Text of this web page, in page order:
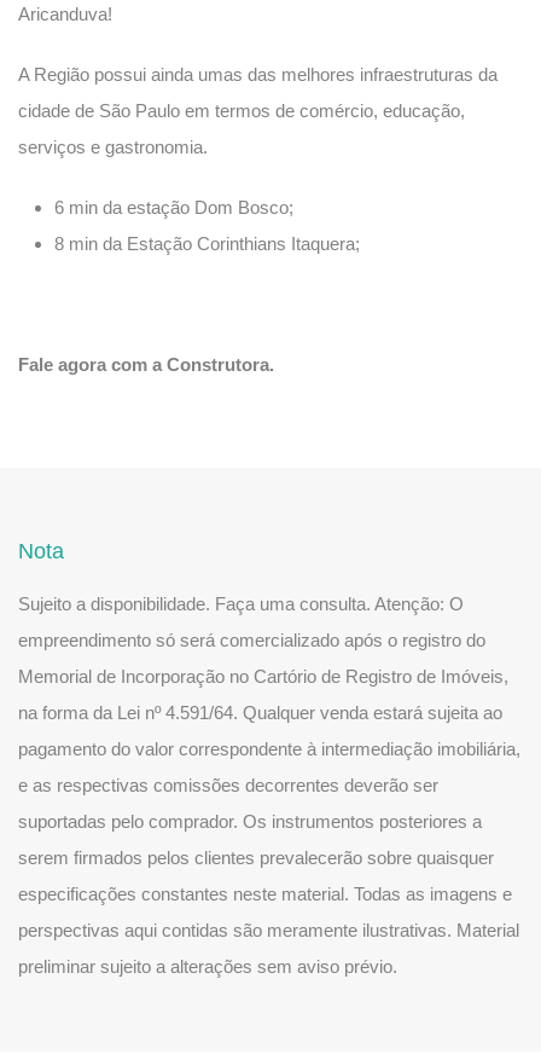
Aricanduva!
A Região possui ainda umas das melhores infraestruturas da
cidade de São Paulo em termos de comércio, educação,
serviços e gastronomia.
6 min da estação Dom Bosco;
8 min da Estação Corinthians Itaquera;
Fale agora com a Construtora.
Nota
Sujeito a disponibilidade. Faça uma consulta. Atenção: O
empreendimento só será comercializado após o registro do
Memorial de Incorporação no Cartório de Registro de Imóveis,
na forma da Lei nº 4.591/64. Qualquer venda estará sujeita ao
pagamento do valor correspondente à intermediação imobiliária,
e as respectivas comissões decorrentes deverão ser
suportadas pelo comprador. Os instrumentos posteriores a
serem firmados pelos clientes prevalecerão sobre quaisquer
especificações constantes neste material. Todas as imagens e
perspectivas aqui contidas são meramente ilustrativas. Material
preliminar sujeito a alterações sem aviso prévio.